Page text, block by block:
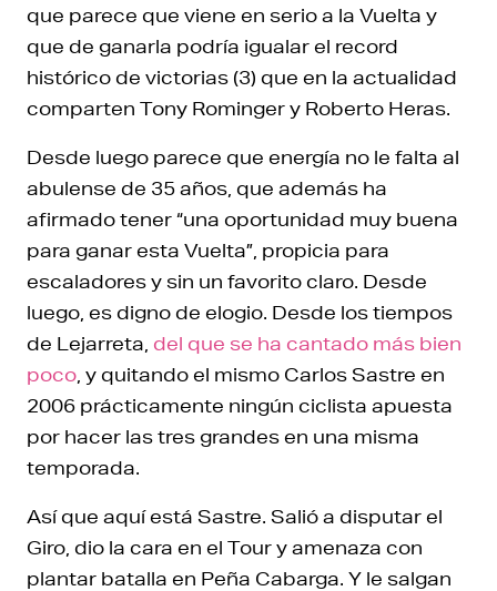
que parece que viene en serio a la Vuelta y
que de ganarla podría igualar el record
histórico de victorias (3) que en la actualidad
comparten Tony Rominger y Roberto Heras.
Desde luego parece que energía no le falta al
abulense de 35 años, que además ha
afirmado tener “una oportunidad muy buena
para ganar esta Vuelta”, propicia para
escaladores y sin un favorito claro. Desde
luego, es digno de elogio. Desde los tiempos
de Lejarreta, del que se ha cantado más bien
poco , y quitando el mismo Carlos Sastre en
2006 prácticamente ningún ciclista apuesta
por hacer las tres grandes en una misma
temporada.
Así que aquí está Sastre. Salió a disputar el
Giro, dio la cara en el Tour y amenaza con
plantar batalla en Peña Cabarga. Y le salgan